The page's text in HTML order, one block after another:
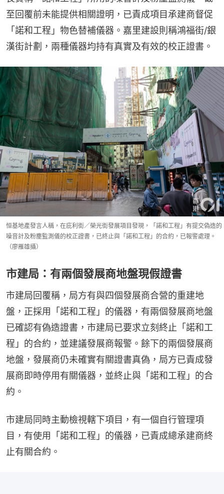
至回覆前未能提供相關證明，已責成項目承建商督促
「諾和工程」物色替補儀器。嘉里建設則稱鴻福街/銀
漢街計劃，兩種儀器均持有真實及有效的校正證書。
恒基地產發言人稱，在庇利街／榮光街發展項目發現，「諾和工程」有提交偽造的
噪音計及粉塵監測儀的校正證書，已終止與「諾和工程」的合約，已報警處理。
（廖雁雄攝）
市建局：有兩個發展商地盤現假證書
市建局回覆稱，局方有與四個發展商合營的重建地
盤，正採用「諾和工程」的儀器，有兩個發展商地盤
已確認有偽造證書，市建局已要求立刻終止「諾和工
程」的合約，並建議發展商報警。餘下的兩個發展商
地盤，發展商仍未確實有關證書真偽，局方已責成發
展商即時停用有關儀器，並終止與「諾和工程」的合
約。
市建局同時主動檢視轄下項目，有一個自行管理項
目，有使用「諾和工程」的儀器，已責成總承建商終
止有關合約。